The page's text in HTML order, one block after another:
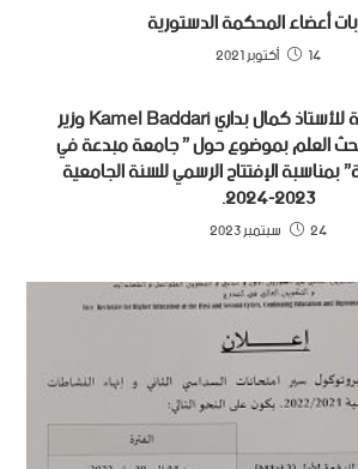
أعضاء المحكمة الدستورية
14 أكتوبر 2021
المساهمة الفكرية للأستاذ كمال بداري Kamel Baddari وزير
العلم بموضوع حول ” جامعة مبدعة في
بمناسبة الإفتتاح الرسمي للسنة الجامعية
2023-2024.
24 سبتمبر 2023